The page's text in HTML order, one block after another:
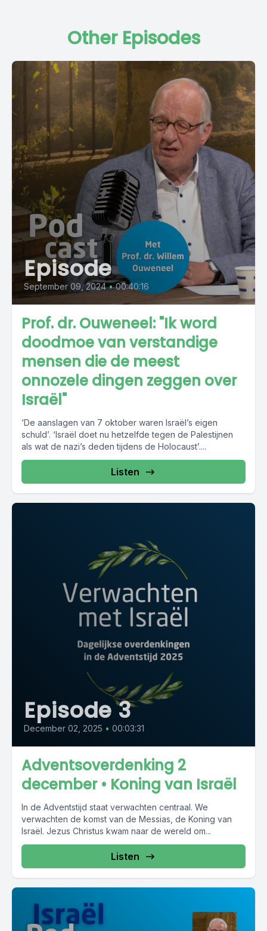
Other Episodes
Episode
September 09, 2024 • 00:40:16
Prof. dr. Ouweneel: "Ik word
doodmoe van verstandige
mensen die de meest
onnozele dingen zeggen over
Israël"
‘De aanslagen van 7 oktober waren Israël’s eigen
schuld’. ‘Israël doet nu hetzelfde tegen de Palestijnen
als wat de nazi’s deden tijdens de Holocaust’....
Listen
Episode 3
December 02, 2025 • 00:03:31
Adventsoverdenking 2
december • Koning van Israël
In de Adventstijd staat verwachten centraal. We
verwachten de komst van de Messias, de Koning van
Israël. Jezus Christus kwam naar de wereld om...
Listen